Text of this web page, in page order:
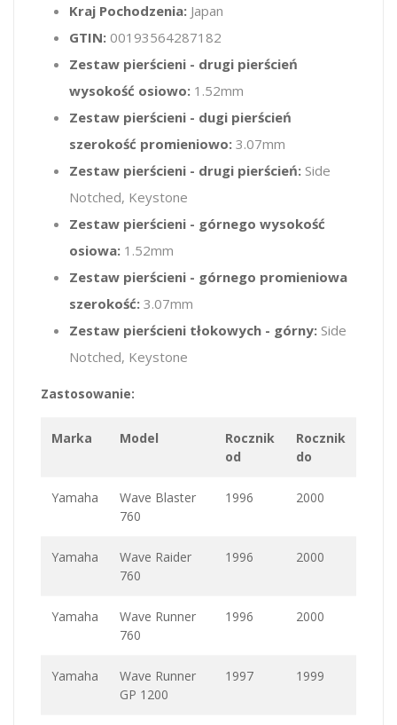
Kraj Pochodzenia: Japan
GTIN: 00193564287182
Zestaw pierścieni - drugi pierścień
wysokość osiowo: 1.52mm
Zestaw pierścieni - dugi pierścień
szerokość promieniowo: 3.07mm
Zestaw pierścieni - drugi pierścień: Side
Notched, Keystone
Zestaw pierścieni - górnego wysokość
osiowa: 1.52mm
Zestaw pierścieni - górnego promieniowa
szerokość: 3.07mm
Zestaw pierścieni tłokowych - górny: Side
Notched, Keystone
Zastosowanie:
Marka Model
Rocznik
od
Rocznik
do
Yamaha
Wave Blaster
760
1996 2000
Yamaha
Wave Raider
760
1996 2000
Yamaha
Wave Runner
760
1996 2000
Yamaha
Wave Runner
GP 1200
1997 1999